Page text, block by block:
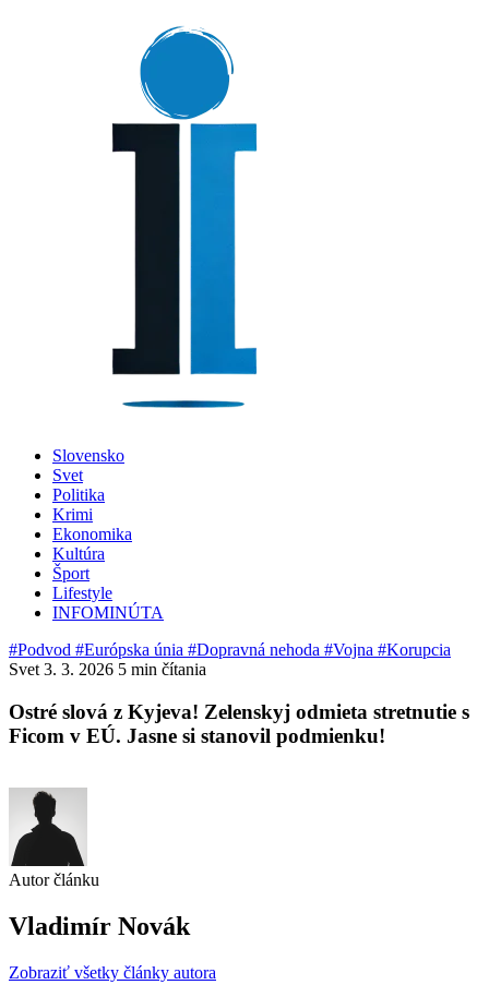
Slovensko
Svet
Politika
Krimi
Ekonomika
Kultúra
Šport
Lifestyle
INFOMINÚTA
#Podvod #Európska únia #Dopravná nehoda #Vojna #Korupcia
Svet 3. 3. 2026 5 min čítania
Ostré slová z Kyjeva! Zelenskyj odmieta stretnutie s
Ficom v EÚ. Jasne si stanovil podmienku!
Autor článku
Vladimír Novák
Zobraziť všetky články autora